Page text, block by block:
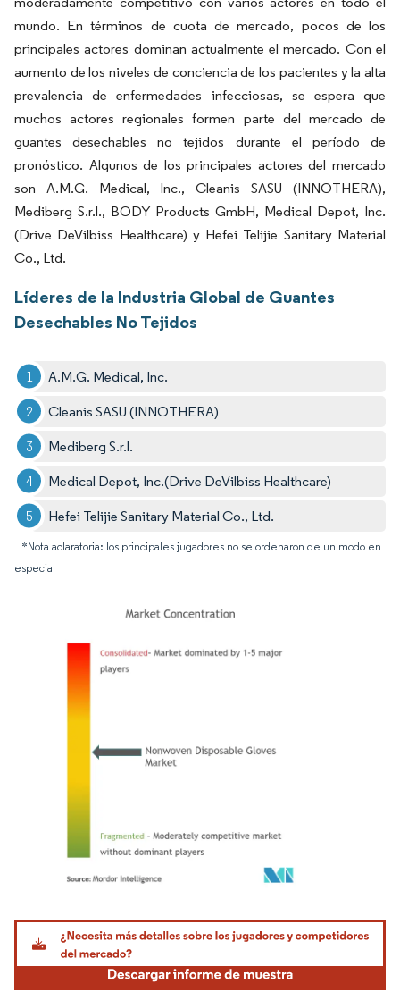
mundo. En términos de cuota de mercado, pocos de los
principales actores dominan actualmente el mercado. Con el
aumento de los niveles de conciencia de los pacientes y la alta
prevalencia de enfermedades infecciosas, se espera que
muchos actores regionales formen parte del mercado de
guantes desechables no tejidos durante el período de
pronóstico. Algunos de los principales actores del mercado
son A.M.G. Medical, Inc., Cleanis SASU (INNOTHERA),
Mediberg S.r.l., BODY Products GmbH, Medical Depot, Inc.
(Drive DeVilbiss Healthcare) y Hefei Telijie Sanitary Material
Co., Ltd.
Líderes de la Industria Global de Guantes
Desechables No Tejidos
A.M.G. Medical, Inc.
Cleanis SASU (INNOTHERA)
Mediberg S.r.l.
Medical Depot, Inc.(Drive DeVilbiss Healthcare)
Hefei Telijie Sanitary Material Co., Ltd.
*Nota aclaratoria: los principales jugadores no se ordenaron de un modo en
especial
Imagen © Mordor Intelligence. El uso requiere atribución según CC BY 4.0.